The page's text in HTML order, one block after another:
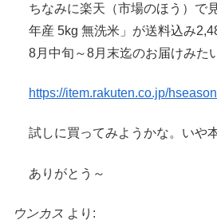
ちなみに楽天（市場のほう）で
年産 5kg 無洗米」が送料込み
8月中旬～8月末迄のお届けみた
https://item.rakuten.co.jp/
試しに買ってみようかな。いや
ありがとう～
ウンカス より: